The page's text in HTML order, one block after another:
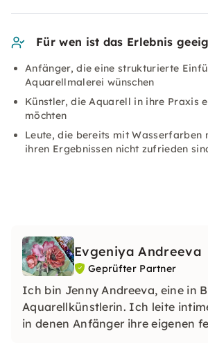
Für wen ist das Erlebnis
Anfänger, die eine strukturierte
Aquarellmalerei wünschen
Künstler, die Aquarell in ihre Praxis
möchten
Leute, die bereits mit Wasserfarben
ihren Ergebnissen nicht zufrieden
Evgeniya Andreeva
Geprüfter Partner
Ich bin Jenny Andreeva, eine in
Aquarellkünstlerin. Ich leite
in denen Anfänger ihre eigenen